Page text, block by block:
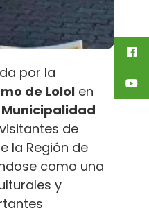
por la
de Lolol en
Municipalidad
de
la Región de
como una
y